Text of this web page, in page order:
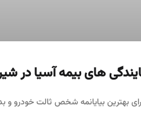
های بیمه آسیا در
بهترین بیایانمه شخص ثالت خودرو و